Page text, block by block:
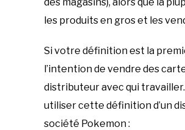
les produits en gros et les
Si votre définition est la
l’intention de vendre des
distributeur avec qui
utiliser cette définition d’un
société Pokemon :